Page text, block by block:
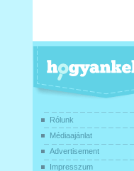
Rólunk
Médiaajánlat
Advertisement
Impresszum